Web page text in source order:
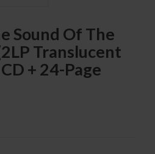
Sound Of The
Translucent
+ 24-Page